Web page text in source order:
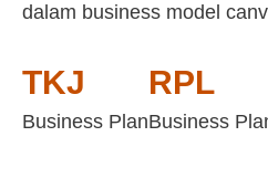
dalam business model
TKJ
Business Plan
RPL
Business